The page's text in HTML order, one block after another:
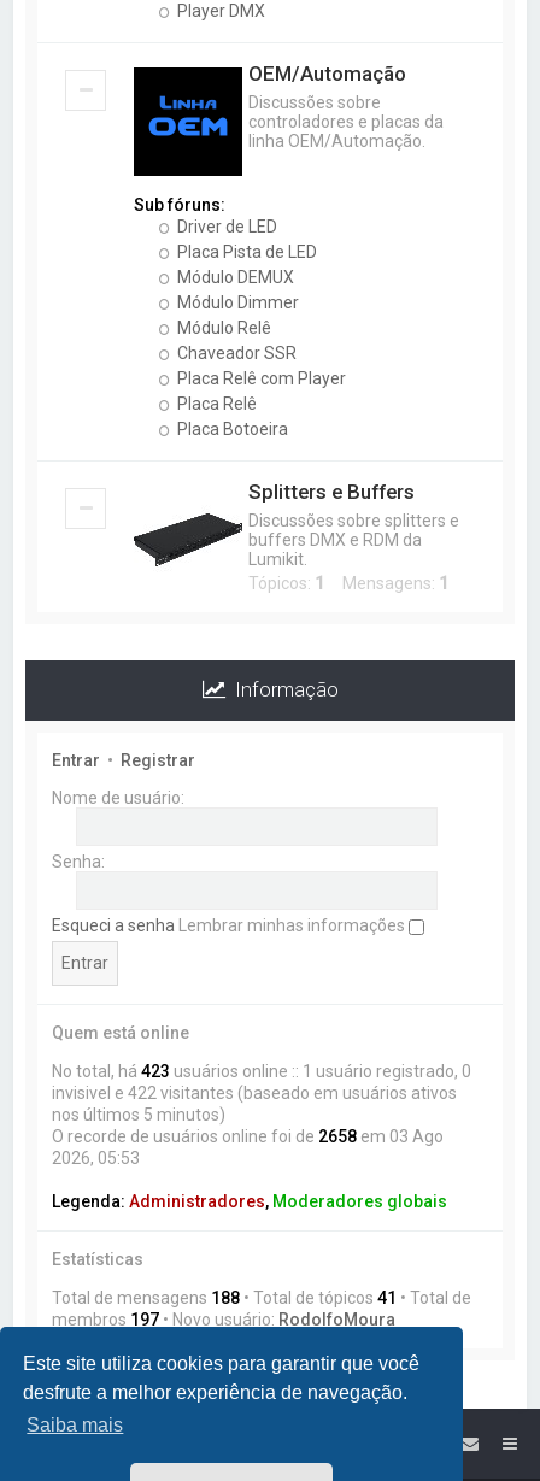
Este site utiliza cookies para garantir que você
desfrute a melhor experiência de navegação.
Saiba mais
Player DMX
OEM/Automação
Discussões sobre
controladores e placas da
linha OEM/Automação.
Sub fóruns:
Driver de LED
Placa Pista de LED
Módulo DEMUX
Módulo Dimmer
Módulo Relê
Chaveador SSR
Placa Relê com Player
Placa Relê
Placa Botoeira
Splitters e Buffers
Discussões sobre splitters e
buffers DMX e RDM da
Lumikit.
Tópicos: 1 Mensagens: 1
Informação
Entrar • Registrar
Nome de usuário:
Senha:
Esqueci a senha Lembrar minhas informações
Quem está online
No total, há423 usuários online :: 1 usuário registrado, 0
invisivel e 422 visitantes (baseado em usuários ativos
nos últimos 5 minutos)
O recorde de usuários online foi de 2658 em 03 Ago
2026, 05:53
Legenda:Administradores, Moderadores globais
Estatísticas
Total de mensagens 188 • Total de tópicos41 • Total de
membros 197 • Novo usuário: RodolfoMoura